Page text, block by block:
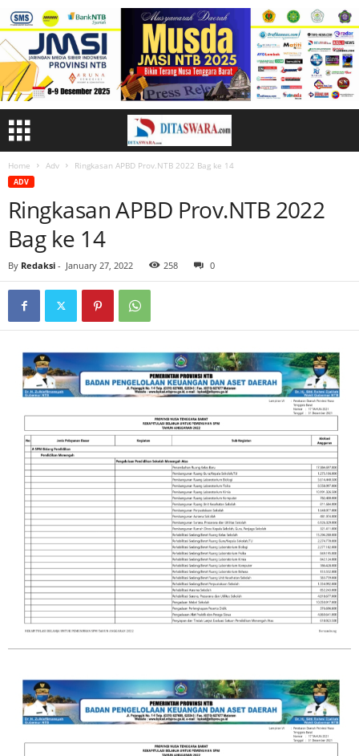
Home Adv Ringkasan APBD Prov.NTB 2022 Bag ke 14
ADV
Ringkasan APBD Prov.NTB 2022
Bag ke 14
By Redaksi - January 27, 2022 258 0